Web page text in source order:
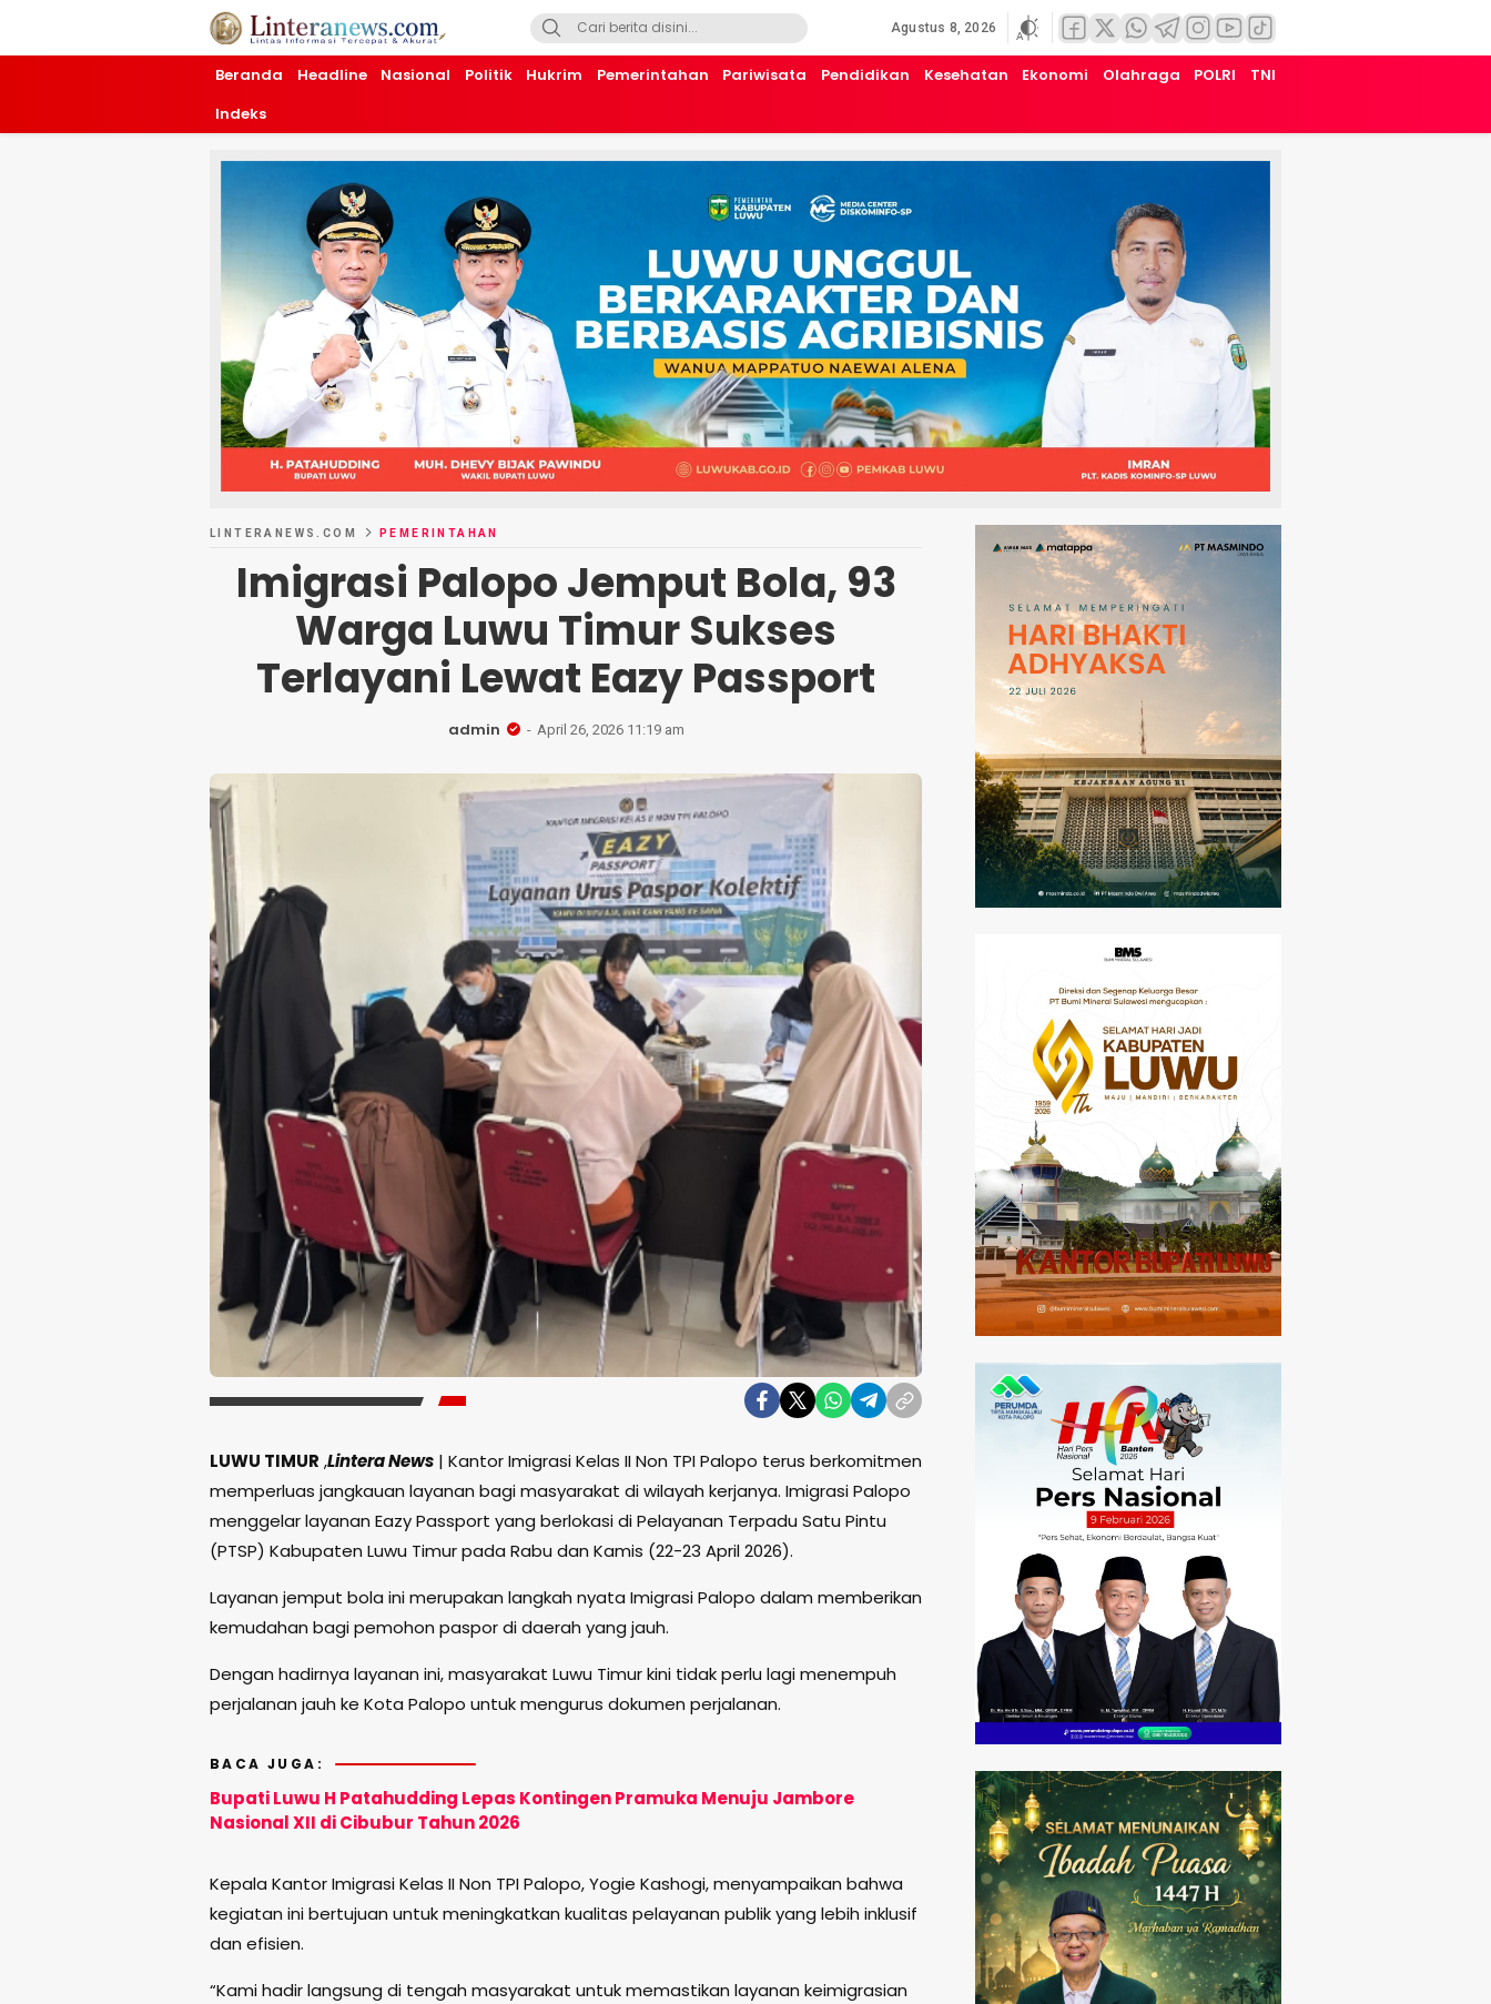
Linteranews.com
Lintas Informasi Tercepat dan Akurat
Agustus 8, 2026
Beranda Headline Nasional Politik Hukrim Pemerintahan Pariwisata Pendidikan Kesehatan Ekonomi Olahraga POLRI
TNI
Indeks
LINTERANEWS.COM PEMERINTAHAN
Imigrasi Palopo Jemput Bola, 93
Warga Luwu Timur Sukses
Terlayani Lewat Eazy Passport
admin April 26, 2026 11:19 am
LUWU TIMUR ,Lintera News | Kantor Imigrasi Kelas II Non TPI Palopo terus berkomitmen
memperluas jangkauan layanan bagi masyarakat di wilayah kerjanya. Imigrasi Palopo
menggelar layanan Eazy Passport yang berlokasi di Pelayanan Terpadu Satu Pintu
(PTSP) Kabupaten Luwu Timur pada Rabu dan Kamis (22-23 April 2026).
Layanan jemput bola ini merupakan langkah nyata Imigrasi Palopo dalam memberikan
kemudahan bagi pemohon paspor di daerah yang jauh.
Dengan hadirnya layanan ini, masyarakat Luwu Timur kini tidak perlu lagi menempuh
perjalanan jauh ke Kota Palopo untuk mengurus dokumen perjalanan.
BACA JUGA:
Bupati Luwu H Patahudding Lepas Kontingen Pramuka Menuju Jambore
Nasional XII di Cibubur Tahun 2026
Kepala Kantor Imigrasi Kelas II Non TPI Palopo, Yogie Kashogi, menyampaikan bahwa
kegiatan ini bertujuan untuk meningkatkan kualitas pelayanan publik yang lebih inklusif
dan efisien.
“Kami hadir langsung di tengah masyarakat untuk memastikan layanan keimigrasian